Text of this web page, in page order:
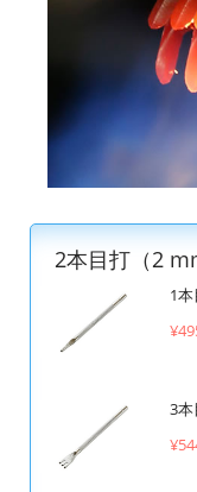
2本目打（2
1本
3本